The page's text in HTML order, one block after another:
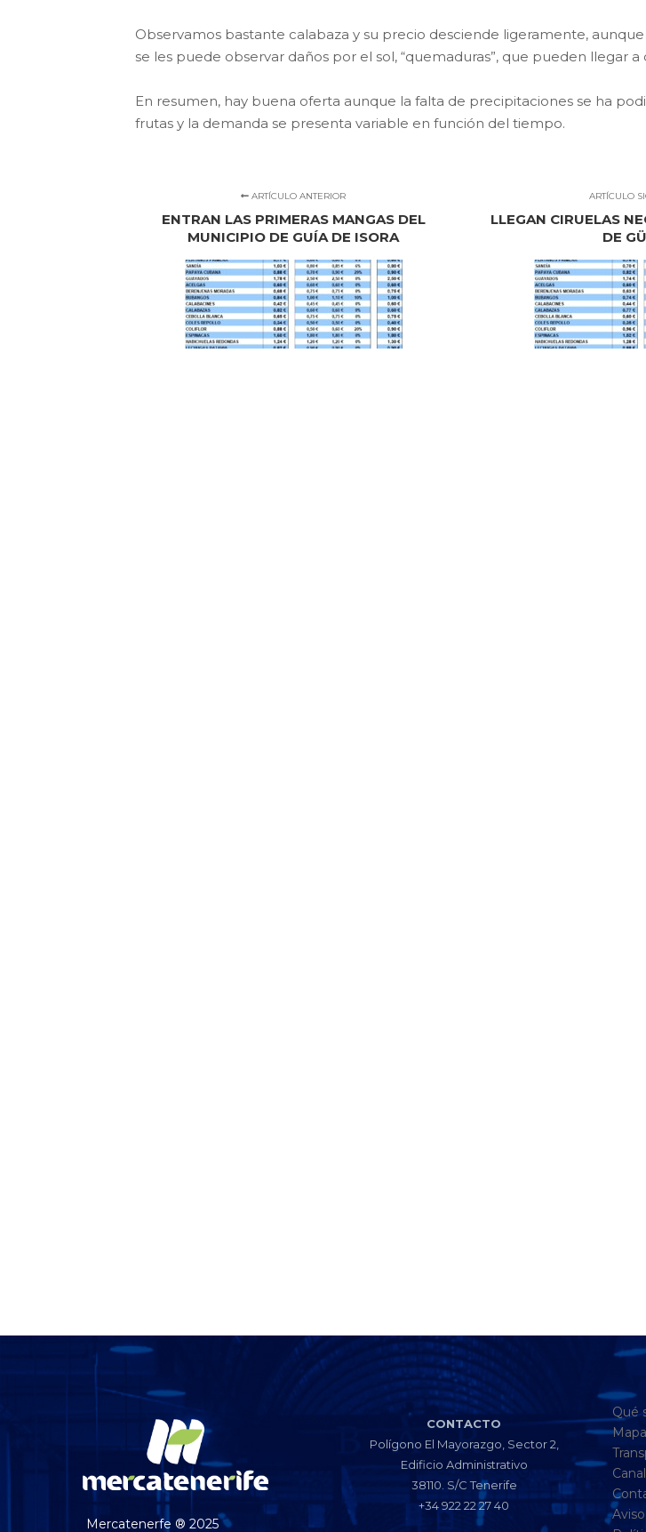
Observamos bastante calabaza y su precio desciende ligeramente, aunque
se les puede observar daños por el sol, “quemaduras”, que pueden llegar a
En resumen, hay buena oferta aunque la falta de precipitaciones se ha
frutas y la demanda se presenta variable en función del tiempo.
ARTÍCULO ANTERIOR
ENTRAN LAS PRIMERAS MANGAS DEL
MUNICIPIO DE GUÍA DE ISORA
ARTÍCULO
LLEGAN CIRUELAS
DE
Mercatenerfe ® 2025
CONTACTO
Polígono El Mayorazgo, Sector 2,
Edificio Administrativo
38110. S/C Tenerife
+34 922 22 27 40
Qué
Aviso